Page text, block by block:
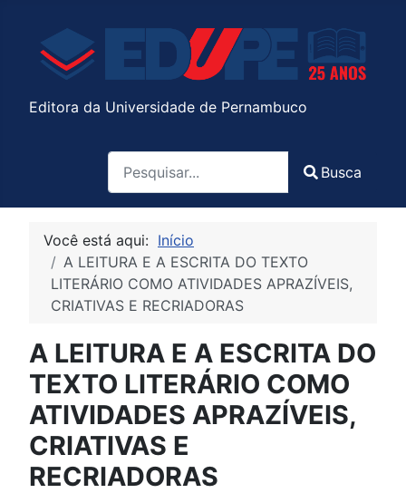
Editora da Universidade de Pernambuco
Busca
Você está aqui: Início
A LEITURA E A ESCRITA DO TEXTO
LITERÁRIO COMO ATIVIDADES APRAZÍVEIS,
CRIATIVAS E RECRIADORAS
A LEITURA E A ESCRITA DO
TEXTO LITERÁRIO COMO
ATIVIDADES APRAZÍVEIS,
CRIATIVAS E
RECRIADORAS